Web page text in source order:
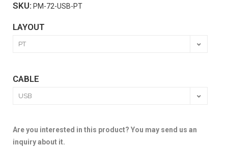
SKU: PM-72-USB-PT
LAYOUT
CABLE
Are you interested in this product? You may send us an
inquiry about it.